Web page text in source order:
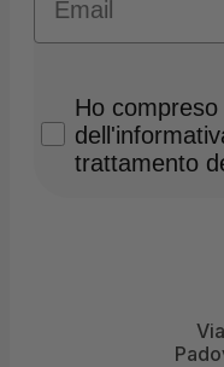
Privacy Policy
Ho
trattamento